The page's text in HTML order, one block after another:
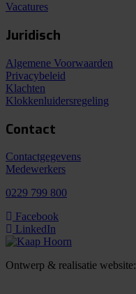
Vacatures
Juridisch
Algemene Voorwaarden
Privacybeleid
Klachten
Klokkenluidersregeling
Contact
Contactgegevens
Medewerkers
0229 799 800
Facebook
LinkedIn
Ontwerp & realisatie website: